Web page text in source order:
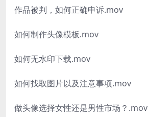
作品被判，如何正确申诉.mov
如何制作头像模板.mov
如何无水印下载.mov
如何找取图片以及注意事项.mov
做头像选择女性还是男性市场？.mov